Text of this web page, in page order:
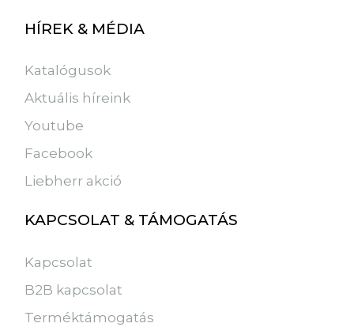
HÍREK & MÉDIA
Katalógusok
Aktuális híreink
Youtube
Facebook
Liebherr akció
KAPCSOLAT & TÁMOGATÁS
Kapcsolat
B2B kapcsolat
Terméktámogatás